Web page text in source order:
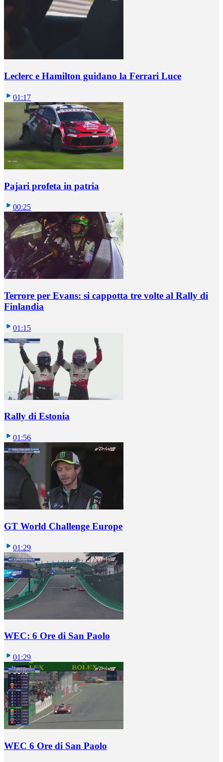
Leclerc e Hamilton guidano la Ferrari Luce
01:17
Pajari profeta in patria
00:25
Terrore per Evans: si cappotta tre volte al Rally di
Finlandia
01:15
Rally di Estonia
01:56
GT World Challenge Europe
01:29
WEC: 6 Ore di San Paolo
01:29
WEC 6 Ore di San Paolo